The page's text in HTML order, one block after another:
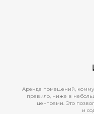
Аренда помещений,
правило, ниже в
центрами. Это
и